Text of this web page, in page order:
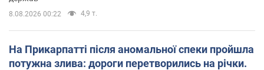
8.08.2026 00:22 4,9 т.
На Прикарпатті після аномальної спеки пройшла
потужна злива: дороги перетворились на річки.